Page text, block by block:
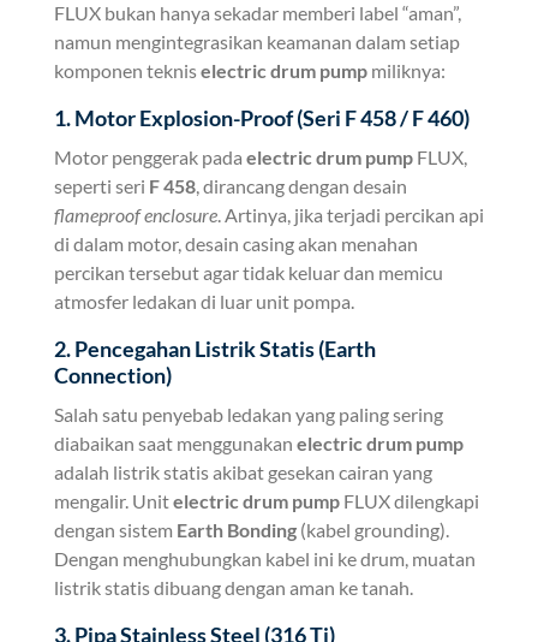
FLUX bukan hanya sekadar memberi label “aman”,
namun mengintegrasikan keamanan dalam setiap
komponen tekniselectric drum pumpmiliknya:
1. Motor Explosion-Proof (Seri F 458 / F 460)
Motor penggerak pada electric drum pumpFLUX,
seperti seri F 458, dirancang dengan desain
flameproof enclosure. Artinya, jika terjadi percikan api
di dalam motor, desain casing akan menahan
percikan tersebut agar tidak keluar dan memicu
atmosfer ledakan di luar unit pompa.
2. Pencegahan Listrik Statis (Earth
Connection)
Salah satu penyebab ledakan yang paling sering
diabaikan saat menggunakan electric drum pump
adalah listrik statis akibat gesekan cairan yang
mengalir. Unitelectric drum pumpFLUX dilengkapi
dengan sistem Earth Bonding(kabel grounding).
Dengan menghubungkan kabel ini ke drum, muatan
listrik statis dibuang dengan aman ke tanah.
3. Pipa Stainless Steel (316 Ti)